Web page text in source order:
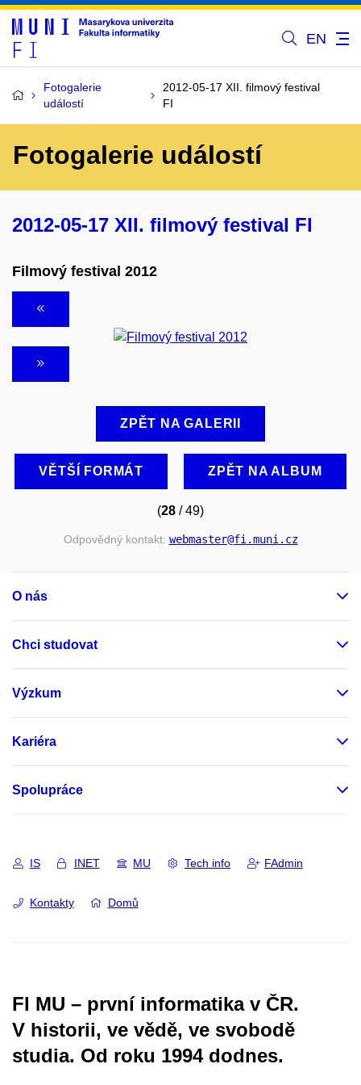
EN
Fotogalerie
událostí
2012-05-17 XII. filmový festival
FI
Fotogalerie událostí
2012-05-17 XII. filmový festival FI
Filmový festival 2012
ZPĚT NA GALERII
VĚTŠÍ FORMÁT ZPĚT NA ALBUM
(28 / 49)
Odpovědný kontakt: webmaster@fi.muni.cz
O nás
Chci studovat
Výzkum
Kariéra
Spolupráce
IS INET MU Tech info FAdmin
Kontakty Domů
FI MU – první informatika v ČR.
V historii, ve vědě, ve svobodě
studia. Od roku 1994 dodnes.